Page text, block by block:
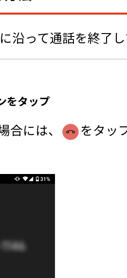
沿って通話を終了
をタップ
合には、 をタッ